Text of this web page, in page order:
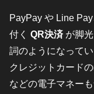
PayPay や Line
付く QR決済が脚光
詞のようになって
クレジットカード
などの電子マネー